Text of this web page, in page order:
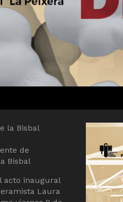
la Bisbal
de
Bisbal
acto inaugural
Laura